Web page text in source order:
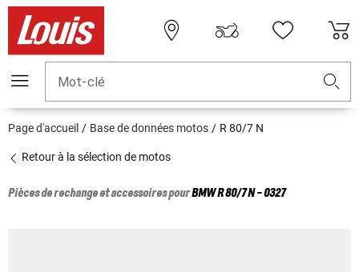
Mot-clé
Page d'accueil Base de données motos R 80/7 N
Retour à la sélection de motos
Pièces de rechange et accessoires pourBMWR 80/7 N - 0327